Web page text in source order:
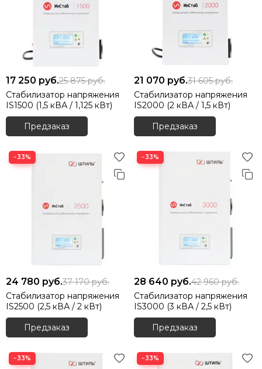
17 250 руб.25 875руб.
Стабилизатор напряжения
IS1500 (1,5 кВА / 1,125 кВт)
Предзаказ
21 070 руб.31 605руб.
Стабилизатор напряжения
IS2000 (2 кВА / 1,5 кВт)
Предзаказ
−33%
24 780 руб.37 170руб.
Стабилизатор напряжения
IS2500 (2,5 кВА / 2 кВт)
Предзаказ
−33%
28 640 руб.42 960руб.
Стабилизатор напряжения
IS3000 (3 кВА / 2,5 кВт)
Предзаказ
−33% −33%